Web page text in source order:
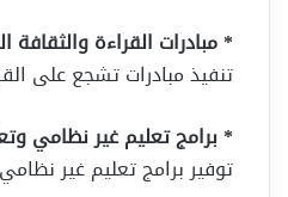
* مبادرات القراءة والثقافة
تنفيذ مبادرات تشجع على
* برامج تعليم غير نظامي
توفير برامج تعليم غير